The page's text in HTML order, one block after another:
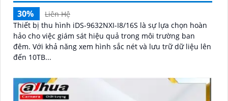
30%
Liên Hệ
Thiết bị thu hình iDS-9632NXI-I8/16S là sự lựa chọn hoàn
hảo cho việc giám sát hiệu quả trong môi trường ban
đêm. Với khả năng xem hình sắc nét và lưu trữ dữ liệu lên
đến 10TB...